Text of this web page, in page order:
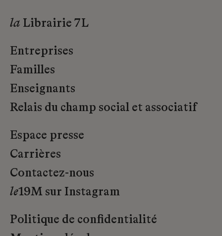
la Librairie 7L
Entreprises
Familles
Enseignants
Relais du champ social et associatif
Espace presse
Carrières
Contactez-nous
le19M sur Instagram
Politique de confidentialité